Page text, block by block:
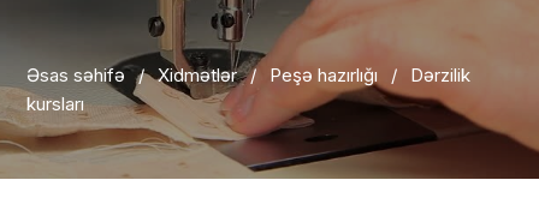
Əsas səhifə / Xidmətlər / Peşə hazırlığı /
Dərzilik
kursları